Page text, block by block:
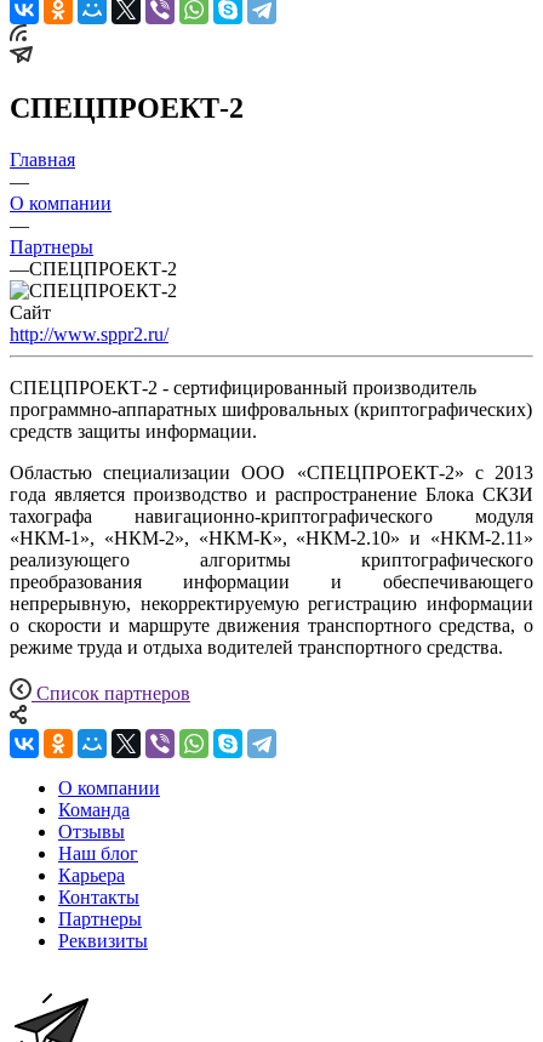
СПЕЦПРОЕКТ-2
Главная
—
О компании
—
Партнеры
—СПЕЦПРОЕКТ-2
Сайт
http://www.sppr2.ru/
СПЕЦПРОЕКТ-2 - сертифицированный производитель
программно-аппаратных шифровальных (криптографических)
средств защиты информации.
Областью специализации ООО «СПЕЦПРОЕКТ-2» с 2013
года является производство и распространение Блока СКЗИ
тахографа навигационно-криптографического модуля
«НКМ-1», «НКМ-2», «НКМ-К», «НКМ-2.10» и «НКМ-2.11»
реализующего алгоритмы криптографического
преобразования информации и обеспечивающего
непрерывную, некорректируемую регистрацию информации
о скорости и маршруте движения транспортного средства, о
режиме труда и отдыха водителей транспортного средства.
Список партнеров
О компании
Команда
Отзывы
Наш блог
Карьера
Контакты
Партнеры
Реквизиты